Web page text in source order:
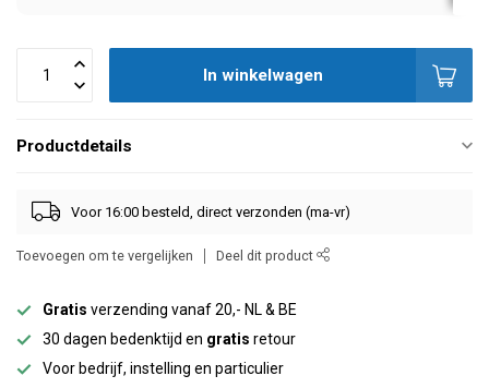
In winkelwagen
Productdetails
Voor 16:00 besteld, direct verzonden (ma-vr)
Toevoegen om te vergelijken Deel dit product
Gratis verzending vanaf 20,- NL & BE
30 dagen bedenktijd en gratis retour
Voor bedrijf, instelling en particulier